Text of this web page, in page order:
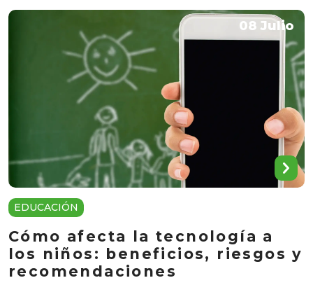
08 Julio
EDUCACIÓN
Cómo afecta la tecnología a
los niños: beneficios, riesgos y
recomendaciones